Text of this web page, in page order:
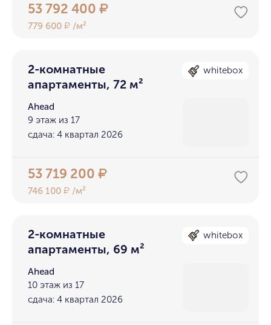
53 792 400₽
779 600₽ /м²
2-комнатные
апартаменты, 72 м²
whitebox
Ahead
9 этаж из 17
сдача: 4 квартал 2026
53 719 200₽
746 100₽ /м²
2-комнатные
апартаменты, 69 м²
whitebox
Ahead
10 этаж из 17
сдача: 4 квартал 2026